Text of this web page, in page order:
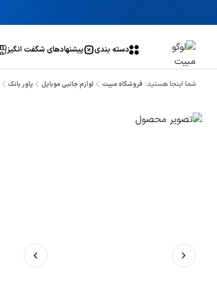
دسته بندی پیشنهاد‌های شگفت انگیز
شما اینجا هستید: فروشگاه مبیت لوازم جانبی موبایل پاور بانک